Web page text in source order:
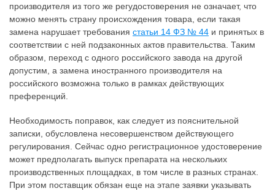
производителя из того же регудостоверения не означает, что
можно менять страну происхождения товара, если такая
замена нарушает требования статьи 14 ФЗ № 44 и принятых в
соответствии с ней подзаконных актов правительства. Таким
образом, переход с одного российского завода на другой
допустим, а замена иностранного производителя на
российского возможна только в рамках действующих
преференций.
Необходимость поправок, как следует из пояснительной
записки, обусловлена несовершенством действующего
регулирования. Сейчас одно регистрационное удостоверение
может предполагать выпуск препарата на нескольких
производственных площадках, в том числе в разных странах.
При этом поставщик обязан еще на этапе заявки указывать